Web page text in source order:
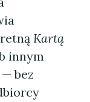
Kartą
innym
bez